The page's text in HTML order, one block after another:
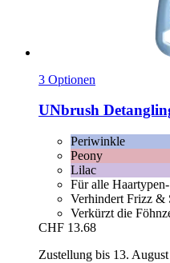
3 Optionen
UNbrush
Periwinkle
Peony
Lilac
Für alle
Verhindert Frizz &
Verkürzt die
CHF 13.68
Zustellung bis 13. August